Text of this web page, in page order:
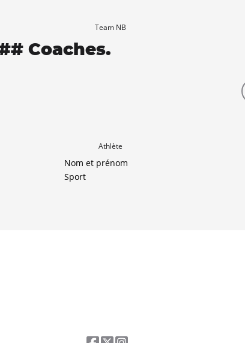
Team NB
Coaches.
Athlète
Nom et prénom
Sport